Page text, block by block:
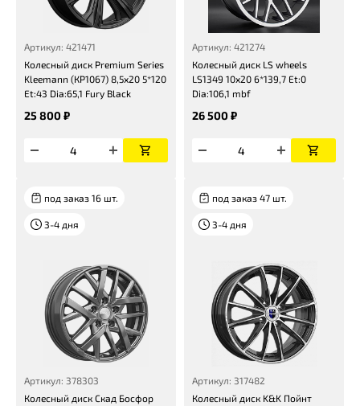
Артикул: 421471
Колесный диск Premium Series
Kleemann (КР1067) 8,5x20 5*120
Et:43 Dia:65,1 Fury Black
25 800 ₽
Артикул: 421274
Колесный диск LS wheels
LS1349 10x20 6*139,7 Et:0
Dia:106,1 mbf
26 500 ₽
под заказ 16 шт.
3-4 дня
Артикул: 378303
Колесный диск Скад Босфор
под заказ 47 шт.
3-4 дня
Артикул: 317482
Колесный диск K&K Пойнт